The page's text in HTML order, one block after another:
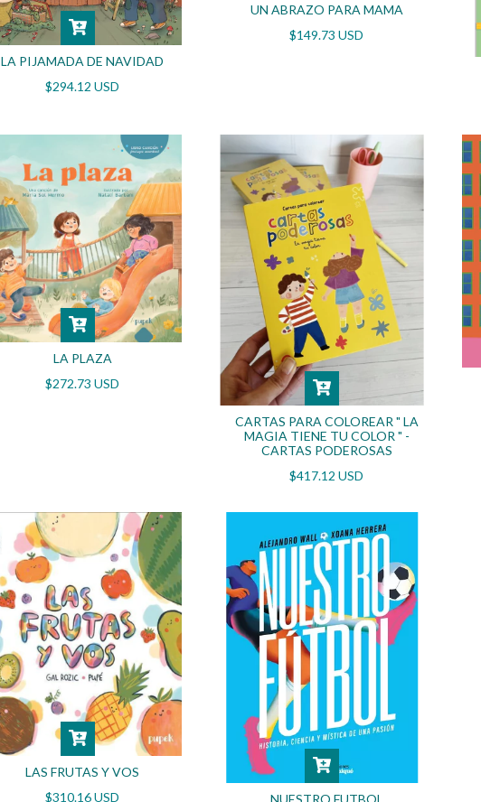
LA PIJAMADA DE NAVIDAD
$294.12 USD
UN ABRAZO PARA MAMA
$149.73 USD
LA PLAZA
$272.73 USD
CARTAS PARA COLOREAR " LA
MAGIA TIENE TU COLOR " -
CARTAS PODEROSAS
$417.12 USD
LAS FRUTAS Y VOS
$310.16 USD
NUESTRO FUTBOL